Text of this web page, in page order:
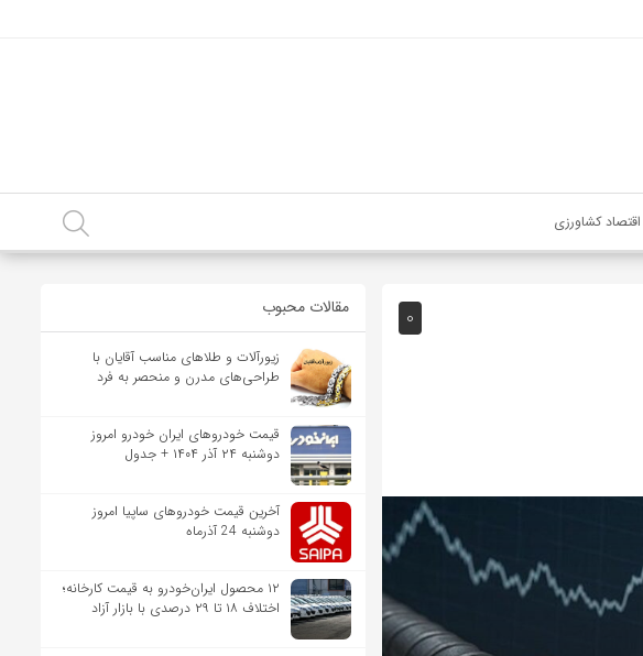
اقتصاد کشاورزی
0 مقالات محبوب
زیورآلات و طلاهای مناسب آقایان با
طراحی‌های مدرن و منحصر به فرد
قیمت خودرو‌های ایران خودرو امروز
دوشنبه ۲۴ آذر ۱۴۰۴ + جدول
آخرین قیمت خودروهای ساپیا امروز
دوشنبه 24 آذرماه
۱۲ محصول ایران‌خودرو به قیمت کارخانه؛
اختلاف ۱۸ تا ۲۹ درصدی با بازار آزاد